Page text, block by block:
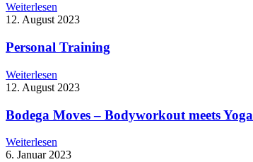
Weiterlesen
12. August 2023
Personal Training
Weiterlesen
12. August 2023
Bodega Moves – Bodyworkout meets Yoga
Weiterlesen
6. Januar 2023